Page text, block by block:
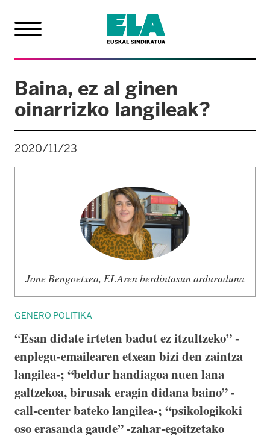
Baina, ez al ginen
oinarrizko langileak?
2020/11/23
Jone Bengoetxea, ELAren berdintasun arduraduna
GENERO POLITIKA
“Esan didate irteten badut ez itzultzeko” -
enplegu-emailearen etxean bizi den zaintza
langilea-; “beldur handiagoa nuen lana
galtzekoa, birusak eragin didana baino” -
call-center bateko langilea-; “psikologikoki
oso erasanda gaude” -zahar-egoitzetako